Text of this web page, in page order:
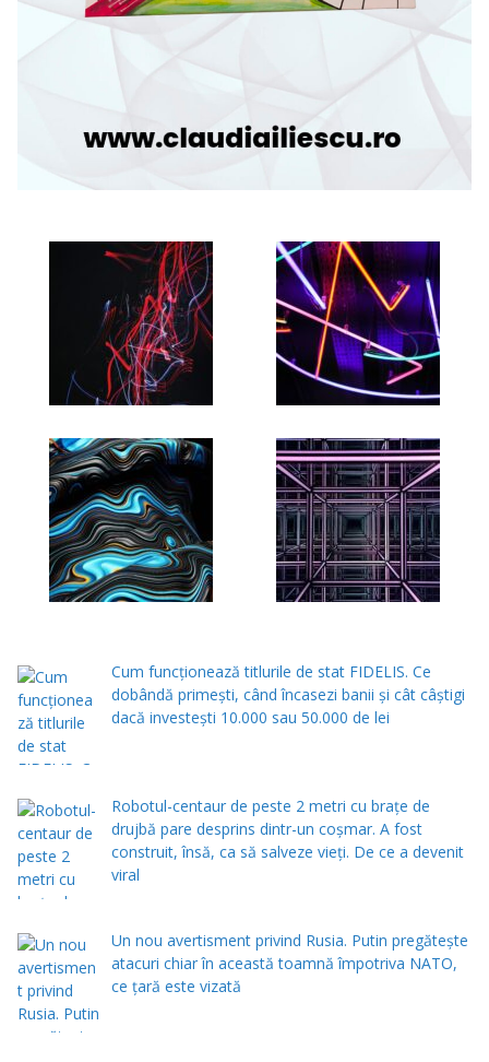
Cum funcționează titlurile de stat FIDELIS. Ce
dobândă primești, când încasezi banii şi cât câștigi
dacă investești 10.000 sau 50.000 de lei
Robotul-centaur de peste 2 metri cu brațe de
drujbă pare desprins dintr-un coșmar. A fost
construit, însă, ca să salveze vieți. De ce a devenit
viral
Un nou avertisment privind Rusia. Putin pregăteşte
atacuri chiar în această toamnă împotriva NATO,
ce țară este vizată